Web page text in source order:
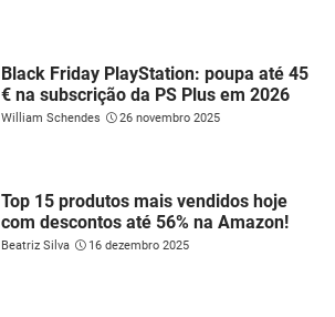
Black Friday PlayStation: poupa até 45
€ na subscrição da PS Plus em 2026
William Schendes 26 novembro 2025
Top 15 produtos mais vendidos hoje
com descontos até 56% na Amazon!
Beatriz Silva 16 dezembro 2025